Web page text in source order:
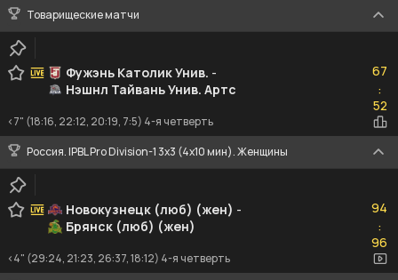
Товарищеские матчи
Фужэнь Католик Унив. -
Нэшнл Тайвань Унив. Артс
67
:52
52
<7" (18:16, 22:12, 20:19, 7:5) 4-я четверть
Россия. IPBL Pro Division-1 3x3 (4x10 мин). Женщины
Новокузнецк (люб) (жен) -
Брянск (люб) (жен)
94
:96
96
<4" (29:24, 21:23, 26:37, 18:12) 4-я четверть